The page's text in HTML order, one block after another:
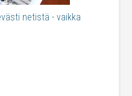
netistä - vaikka